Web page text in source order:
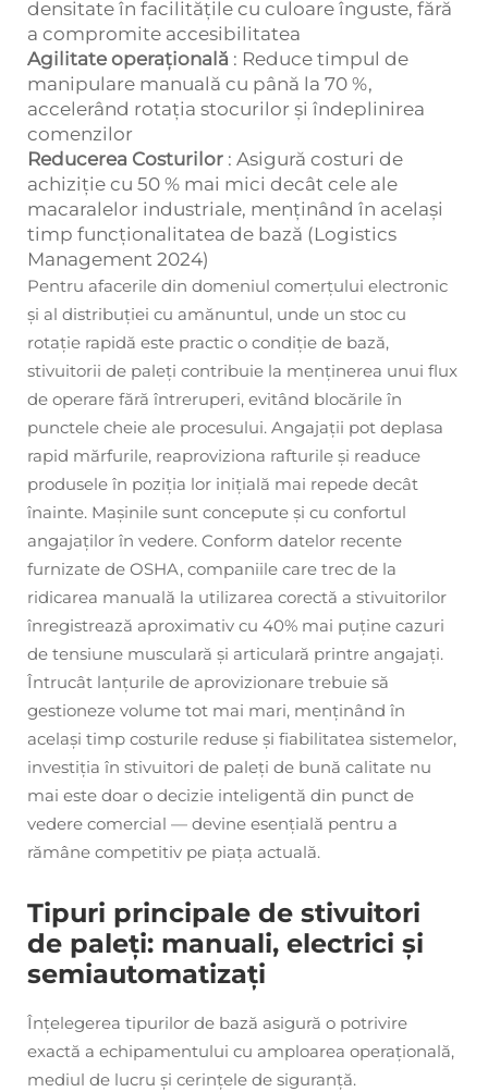
densitate în facilitățile cu culoare înguste, fără
a compromite accesibilitatea
Agilitate operațională : Reduce timpul de
manipulare manuală cu până la 70 %,
accelerând rotația stocurilor și îndeplinirea
comenzilor
Reducerea Costurilor : Asigură costuri de
achiziție cu 50 % mai mici decât cele ale
macaralelor industriale, menținând în același
timp funcționalitatea de bază (Logistics
Management 2024)
Pentru afacerile din domeniul comerțului electronic
și al distribuției cu amănuntul, unde un stoc cu
rotație rapidă este practic o condiție de bază,
stivuitorii de paleți contribuie la menținerea unui flux
de operare fără întreruperi, evitând blocările în
punctele cheie ale procesului. Angajații pot deplasa
rapid mărfurile, reaproviziona rafturile și readuce
produsele în poziția lor inițială mai repede decât
înainte. Mașinile sunt concepute și cu confortul
angajaților în vedere. Conform datelor recente
furnizate de OSHA, companiile care trec de la
ridicarea manuală la utilizarea corectă a stivuitorilor
înregistrează aproximativ cu 40% mai puține cazuri
de tensiune musculară și articulară printre angajați.
Întrucât lanțurile de aprovizionare trebuie să
gestioneze volume tot mai mari, menținând în
același timp costurile reduse și fiabilitatea sistemelor,
investiția în stivuitori de paleți de bună calitate nu
mai este doar o decizie inteligentă din punct de
vedere comercial — devine esențială pentru a
rămâne competitiv pe piața actuală.
Tipuri principale de stivuitori
de paleți: manuali, electrici și
semiautomatizați
Înțelegerea tipurilor de bază asigură o potrivire
exactă a echipamentului cu amploarea operațională,
mediul de lucru și cerințele de siguranță.